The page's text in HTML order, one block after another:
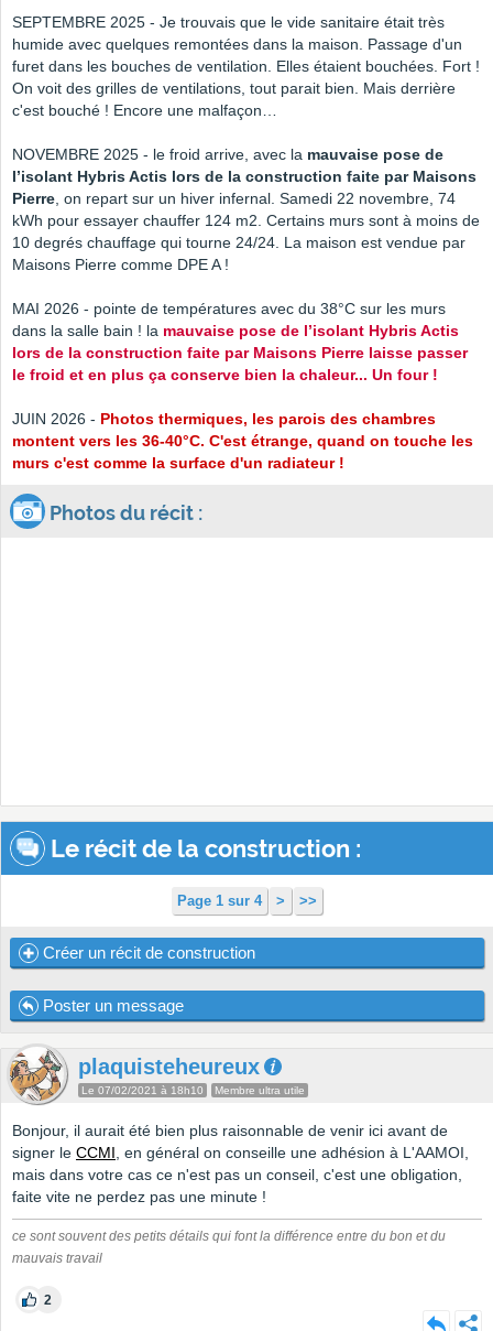
SEPTEMBRE 2025 - Je trouvais que le vide sanitaire était très
humide avec quelques remontées dans la maison. Passage d'un
furet dans les bouches de ventilation. Elles étaient bouchées. Fort !
On voit des grilles de ventilations, tout parait bien. Mais derrière
c'est bouché ! Encore une malfaçon…
NOVEMBRE 2025 - le froid arrive, avec la mauvaise pose de
l’isolant Hybris Actis lors de la construction faite par Maisons
Pierre, on repart sur un hiver infernal. Samedi 22 novembre, 74
kWh pour essayer chauffer 124 m2. Certains murs sont à moins de
10 degrés chauffage qui tourne 24/24. La maison est vendue par
Maisons Pierre comme DPE A !
MAI 2026 - pointe de températures avec du 38°C sur les murs
dans la salle bain ! la mauvaise pose de l’isolant Hybris Actis
lors de la construction faite par Maisons Pierre laisse passer
le froid et en plus ça conserve bien la chaleur... Un four !
JUIN 2026 - Photos thermiques, les parois des chambres
montent vers les 36-40°C. C'est étrange, quand on touche les
murs c'est comme la surface d'un radiateur !
Photos du récit :
Le récit de la construction :
Page 1 sur 4 > >>
Créer un récit de construction
Poster un message
plaquisteheureux
Le 07/02/2021 à 18h10 Membre ultra utile
Bonjour, il aurait été bien plus raisonnable de venir ici avant de
signer le CCMI, en général on conseille une adhésion à L'AAMOI,
mais dans votre cas ce n'est pas un conseil, c'est une obligation,
faite vite ne perdez pas une minute !
ce sont souvent des petits détails qui font la différence entre du bon et du
mauvais travail
2